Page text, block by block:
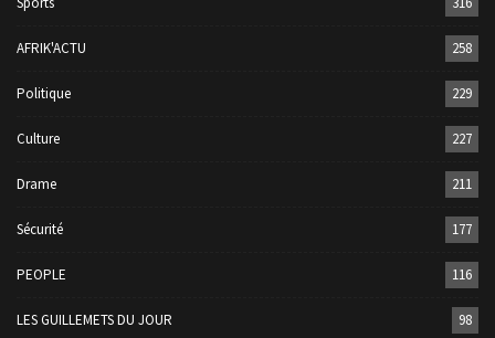
AFRIK'ACTU 258
Politique 229
Culture 227
Drame 211
Sécurité 177
PEOPLE 116
LES GUILLEMETS DU JOUR 98